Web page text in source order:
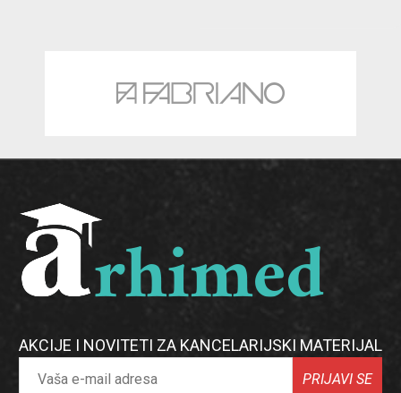
AKCIJE I NOVITETI ZA KANCELARIJSKI MATERIJAL
PRIJAVI SE